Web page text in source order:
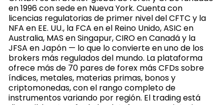
en 1996 con sede en Nueva York. Cuenta con
licencias regulatorias de primer nivel del CFTC y la
NFA en EE. UU., la FCA en el Reino Unido, ASIC en
Australia, MAS en Singapur, CIRO en Canadá y la
JFSA en Japón — lo que lo convierte en uno de los
brokers más regulados del mundo. La plataforma
ofrece más de 70 pares de forex más CFDs sobre
índices, metales, materias primas, bonos y
criptomonedas, con el rango completo de
instrumentos variando por región. El trading está